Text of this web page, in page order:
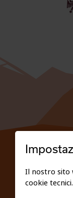
Il nostro sito
cookie tecnici.